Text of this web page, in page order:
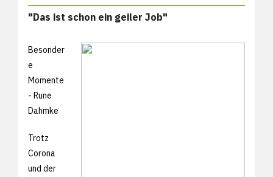
"Das ist schon ein geiler Job"
Besonder
e
Momente
- Rune
Dahmke
Trotz
Corona
und der